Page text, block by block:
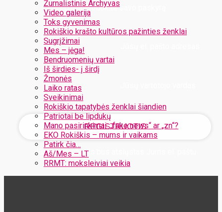
Žurnalistinis Archyvas
Video galerija
Toks gyvenimas
Rokiškio krašto kultūros pažinties ženklai
Sugrįžimai
Mes – jėga!
Bendruomenių vartai
Iš širdies- į širdį
Žmonės
Laiko ratas
Sveikinimai
Rokiškio tapatybės ženklai šiandien
Patriotai be lipdukų
Mano pasirinkimai: „fake news“ ar „zn“?
EKO Rokiškis – mums ir vaikams
Patirk čia…
Aš/Mes – LT
RRMT: moksleiviai veikia
Užregistruokite savo paskyrą
Jūsų slaptažodis bus atsiųstas Jums el. paštu